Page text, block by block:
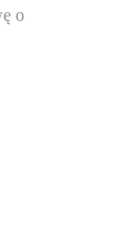
o